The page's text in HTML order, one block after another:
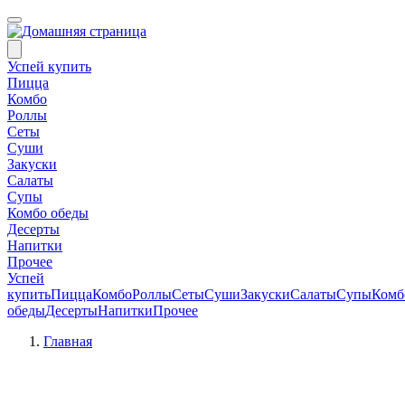
Успей купить
Пицца
Комбо
Роллы
Сеты
Суши
Закуски
Салаты
Супы
Комбо обеды
Десерты
Напитки
Прочее
Успей
купитьПиццаКомбоРоллыСетыСушиЗакускиСалатыСупы
обедыДесертыНапиткиПрочее
Главная